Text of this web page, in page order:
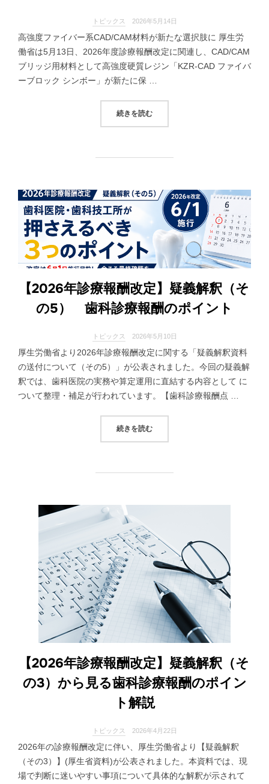
トピックス 2026年5月14日
高強度ファイバー系CAD/CAM材料が新たな選択肢に 厚生労
働省は5月13日、2026年度診療報酬改定に関連し、CAD/CAM
ブリッジ用材料として高強度硬質レジン「KZR-CAD ファイバ
ーブロック シンボー」が新たに保 …
続きを読む“CAD/CAMブリッジ用材料「
【2026年診療報酬改定】疑義解釈（そ
の5） 歯科診療報酬のポイント
トピックス 2026年5月10日
厚生労働省より2026年診療報酬改定に関する「疑義解釈資料
の送付について（その5）」が公表されました。今回の疑義解
釈では、歯科医院の実務や算定運用に直結する内容として に
ついて整理・補足が行われています。【歯科診療報酬点 …
続きを読む“【2026年診療報酬改定】疑義解
【2026年診療報酬改定】疑義解釈（そ
の3）から見る歯科診療報酬のポイン
ト解説
トピックス 2026年4月22日
2026年の診療報酬改定に伴い、厚生労働省より【疑義解釈
（その3）】(厚生省資料)が公表されました。本資料では、現
場で判断に迷いやすい事項について具体的な解釈が示されて